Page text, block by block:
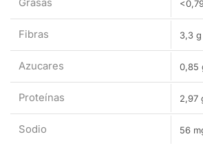
Grasas
Fibras 3,3 g
Azucares 0,85
Proteínas 2,97
Sodio 56